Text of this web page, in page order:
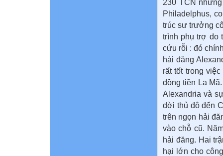
230 TCN
Philadelphus,
trúc sư trưởng
trình phụ trợ do
cứu rỗi : đó
hải đăng
rất tốt trong
đồng tiền La
Alexandria và
dời thủ đô đến
trên ngọn hải
vào chỗ cũ.
hải đăng. Hai
hại lớn cho